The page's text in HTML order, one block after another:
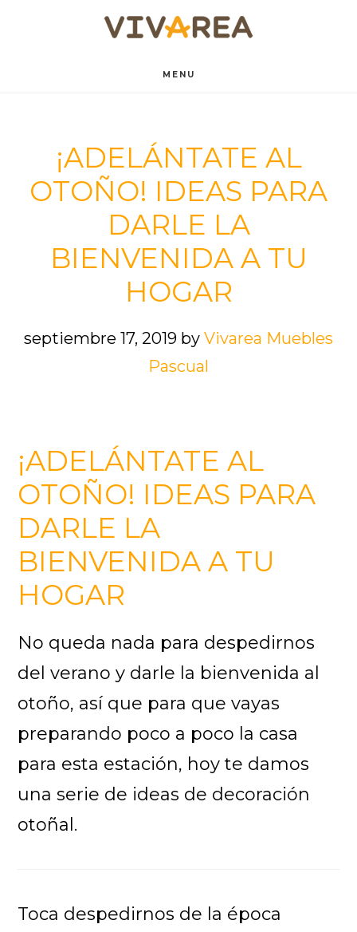
MENU
¡ADELÁNTATE AL
OTOÑO! IDEAS PARA
DARLE LA
BIENVENIDA A TU
HOGAR
septiembre 17, 2019 by Vivarea Muebles
Pascual
¡ADELÁNTATE AL
OTOÑO! IDEAS PARA
DARLE LA
BIENVENIDA A TU
HOGAR
No queda nada para despedirnos
del verano y darle la bienvenida al
otoño, así que para que vayas
preparando poco a poco la casa
para esta estación, hoy te damos
una serie de ideas de decoración
otoñal.
Toca despedirnos de la época